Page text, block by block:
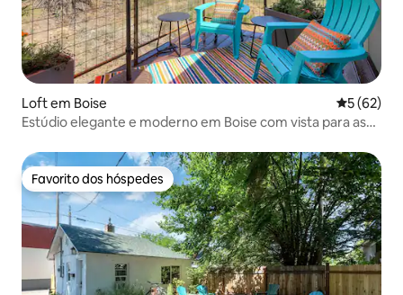
Loft em Boise
5 (62)
Estúdio elegante e moderno em Boise com vista para as
Favorito dos hóspedes
Favorito dos hóspedes